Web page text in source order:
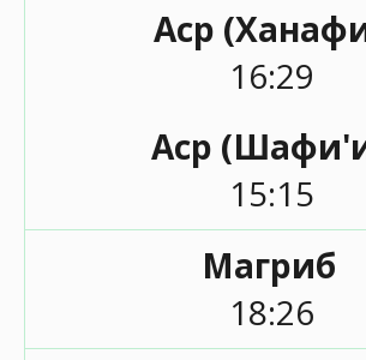
Аср
16:29
Аср
15:15
Магриб
18:26